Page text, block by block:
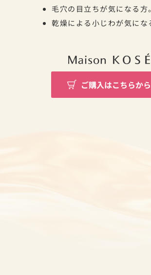
毛穴の目立ちが気になる方。
乾燥による小じわが気にな
ご購入はこちらから